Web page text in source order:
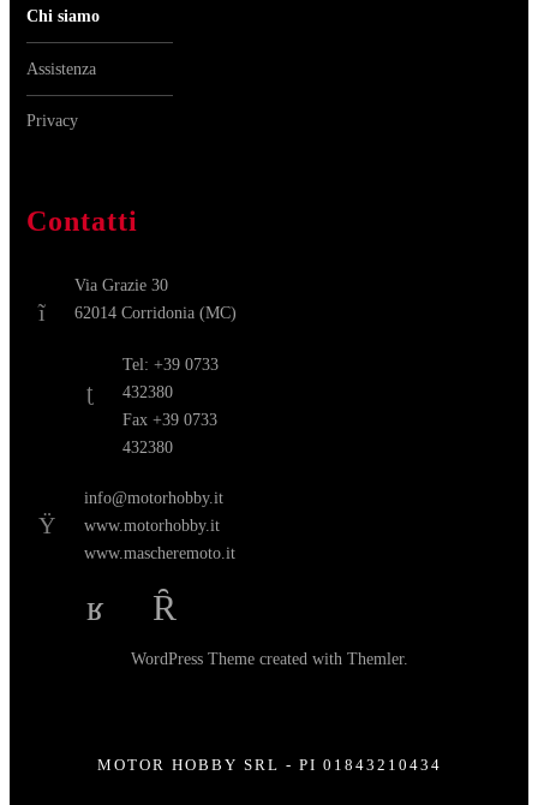
Chi siamo
Assistenza
Privacy
Contatti
Via Grazie 30
62014 Corridonia (MC)
Tel: +39 0733
432380
Fax +39 0733
432380
info@motorhobby.it
www.motorhobby.it
www.mascheremoto.it
WordPress Themecreated with Themler.
MOTOR HOBBY SRL - PI 01843210434